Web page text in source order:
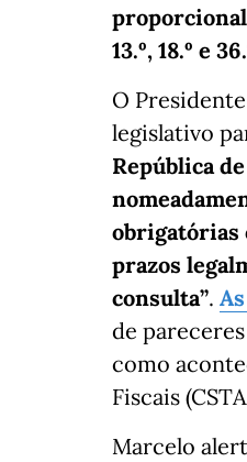
13.º, 18.º e
O
legislativo
República
obrigatórias
prazos
consulta”.
de
como
Fiscais
Marcelo